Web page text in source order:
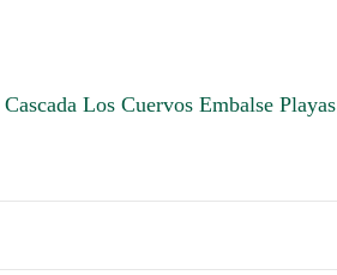
Cascada Los Cuervos Embalse Playas